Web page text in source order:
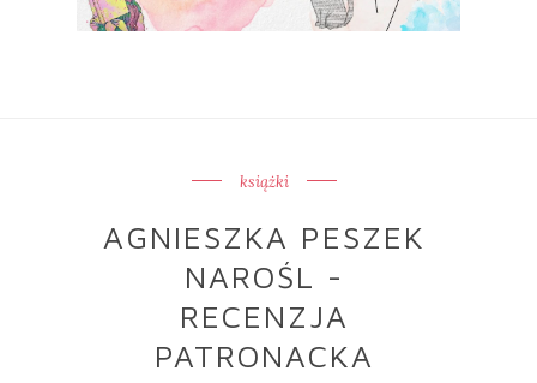
książki
AGNIESZKA PESZEK
NAROŚL -
RECENZJA
PATRONACKA